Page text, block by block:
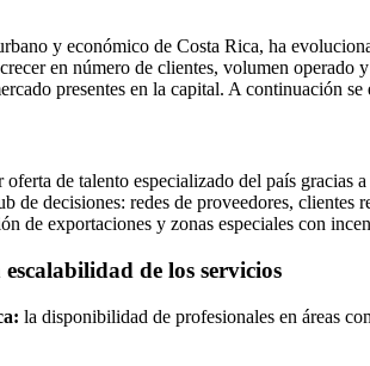
y económico de Costa Rica, ha
en número de clientes, volumen
presentes en la capital. A continuación
oferta de talento especializado del país
de decisiones: redes de proveedores,
de exportaciones y zonas especiales con
de los servicios
la disponibilidad de profesionales en áreas